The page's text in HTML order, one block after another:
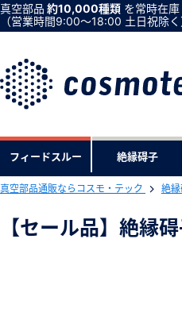
真空部品 約10,000種類 を常時在庫
（営業時間9:00〜18:00 土日祝除く
フィードスルー 絶縁碍子
真空部品通販ならコスモ・テック 絶
【セール品】絶縁
下記
会員登